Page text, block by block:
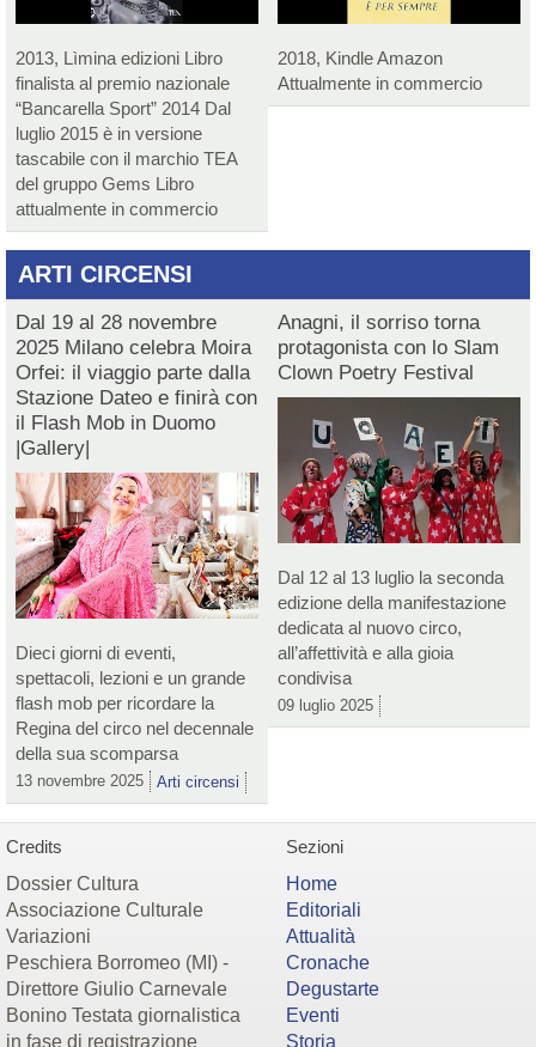
2013, Lìmina edizioni Libro
finalista al premio nazionale
“Bancarella Sport” 2014 Dal
luglio 2015 è in versione
tascabile con il marchio TEA
del gruppo Gems Libro
attualmente in commercio
2018, Kindle Amazon
Attualmente in commercio
ARTI CIRCENSI
Dal 19 al 28 novembre
2025 Milano celebra Moira
Orfei: il viaggio parte dalla
Stazione Dateo e finirà con
il Flash Mob in Duomo
|Gallery|
Dieci giorni di eventi,
spettacoli, lezioni e un grande
flash mob per ricordare la
Regina del circo nel decennale
della sua scomparsa
13 novembre 2025 Arti circensi
Anagni, il sorriso torna
protagonista con lo Slam
Clown Poetry Festival
Dal 12 al 13 luglio la seconda
edizione della manifestazione
dedicata al nuovo circo,
all’affettività e alla gioia
condivisa
09 luglio 2025
Credits
Dossier Cultura
Associazione Culturale
Variazioni
Peschiera Borromeo (MI) -
Direttore Giulio Carnevale
Bonino Testata giornalistica
in fase di registrazione
Sezioni
Home
Editoriali
Attualità
Cronache
Degustarte
Eventi
Storia